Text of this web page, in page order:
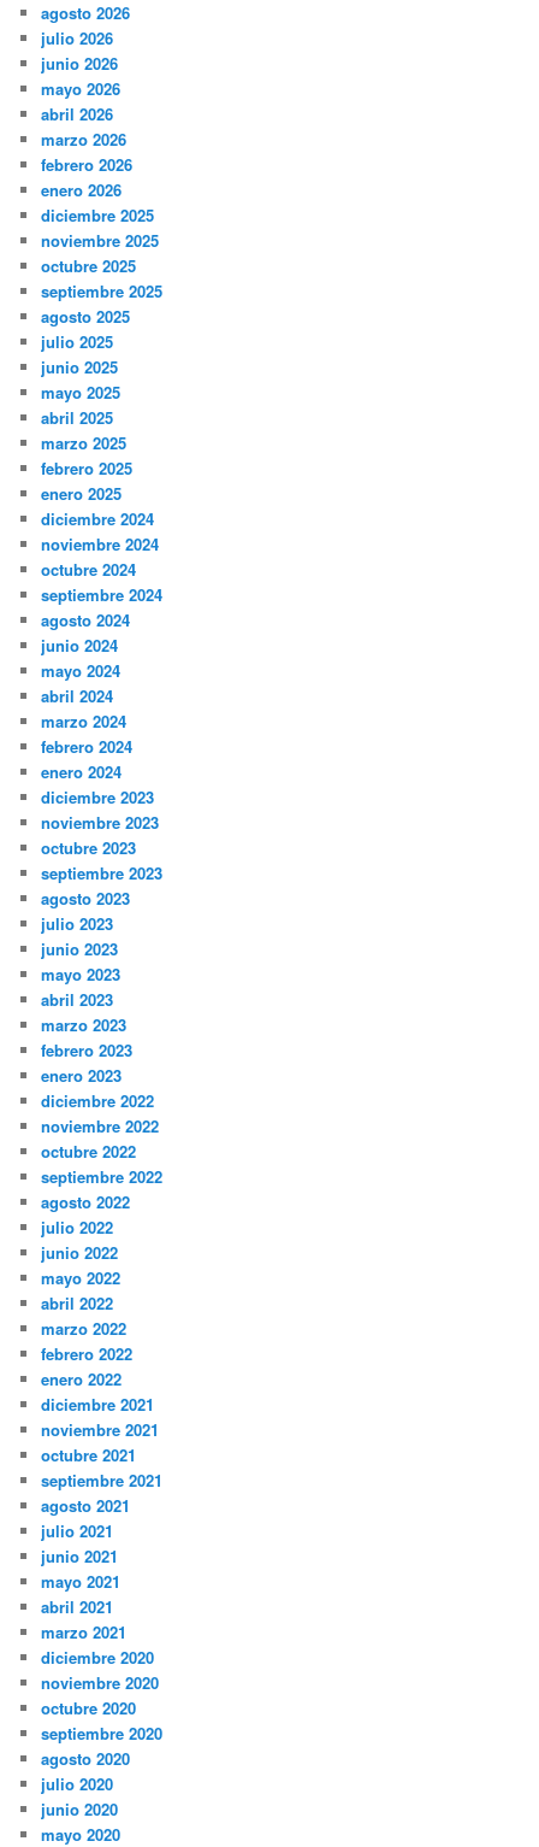
agosto 2026
julio 2026
junio 2026
mayo 2026
abril 2026
marzo 2026
febrero 2026
enero 2026
diciembre 2025
noviembre 2025
octubre 2025
septiembre 2025
agosto 2025
julio 2025
junio 2025
mayo 2025
abril 2025
marzo 2025
febrero 2025
enero 2025
diciembre 2024
noviembre 2024
octubre 2024
septiembre 2024
agosto 2024
junio 2024
mayo 2024
abril 2024
marzo 2024
febrero 2024
enero 2024
diciembre 2023
noviembre 2023
octubre 2023
septiembre 2023
agosto 2023
julio 2023
junio 2023
mayo 2023
abril 2023
marzo 2023
febrero 2023
enero 2023
diciembre 2022
noviembre 2022
octubre 2022
septiembre 2022
agosto 2022
julio 2022
junio 2022
mayo 2022
abril 2022
marzo 2022
febrero 2022
enero 2022
diciembre 2021
noviembre 2021
octubre 2021
septiembre 2021
agosto 2021
julio 2021
junio 2021
mayo 2021
abril 2021
marzo 2021
diciembre 2020
noviembre 2020
octubre 2020
septiembre 2020
agosto 2020
julio 2020
junio 2020
mayo 2020